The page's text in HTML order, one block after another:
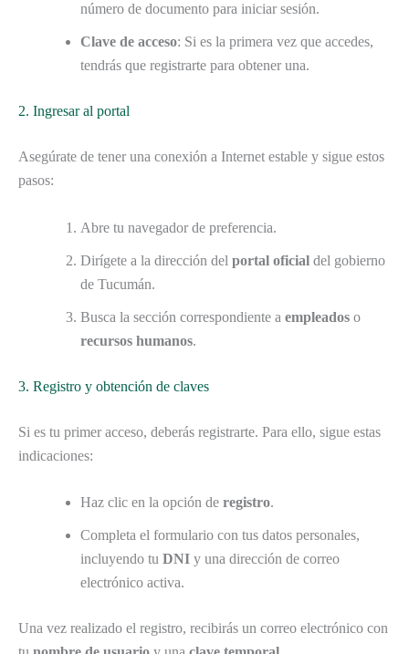
número de documento para iniciar sesión.
Clave de acceso: Si es la primera vez que accedes,
tendrás que registrarte para obtener una.
2. Ingresar al portal
Asegúrate de tener una conexión a Internet estable y sigue estos
pasos:
Abre tu navegador de preferencia.
Dirígete a la dirección del portal oficial del gobierno
de Tucumán.
Busca la sección correspondiente a empleados o
recursos humanos.
3. Registro y obtención de claves
Si es tu primer acceso, deberás registrarte. Para ello, sigue estas
indicaciones:
Haz clic en la opción de registro.
Completa el formulario con tus datos personales,
incluyendo tu DNI y una dirección de correo
electrónico activa.
Una vez realizado el registro, recibirás un correo electrónico con